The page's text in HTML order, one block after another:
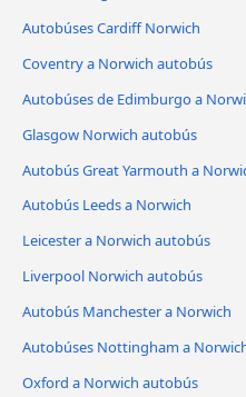
Autobúses Cardiff Norwich
Coventry a Norwich autobús
Autobúses de Edimburgo a
Glasgow Norwich autobús
Autobús Great Yarmouth a
Autobús Leeds a Norwich
Leicester a Norwich autobús
Liverpool Norwich autobús
Autobús Manchester a Norwich
Autobúses Nottingham a
Oxford a Norwich autobús